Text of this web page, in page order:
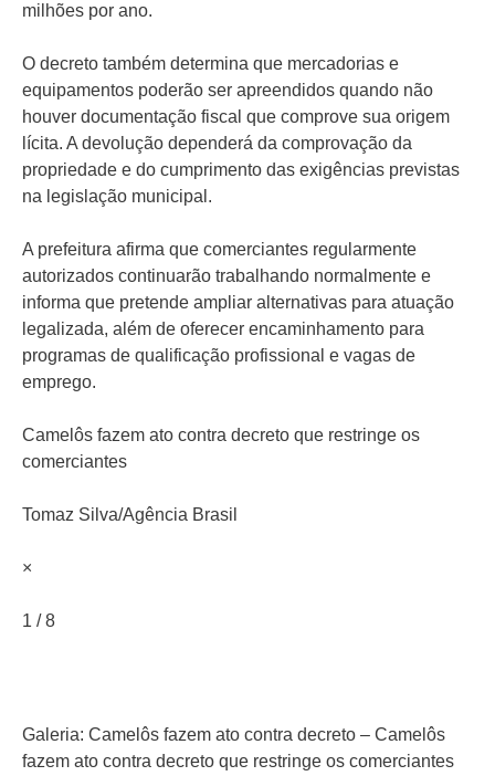
milhões por ano.
O decreto também determina que mercadorias e
equipamentos poderão ser apreendidos quando não
houver documentação fiscal que comprove sua origem
lícita. A devolução dependerá da comprovação da
propriedade e do cumprimento das exigências previstas
na legislação municipal.
A prefeitura afirma que comerciantes regularmente
autorizados continuarão trabalhando normalmente e
informa que pretende ampliar alternativas para atuação
legalizada, além de oferecer encaminhamento para
programas de qualificação profissional e vagas de
emprego.
Camelôs fazem ato contra decreto que restringe os
comerciantes
Tomaz Silva/Agência Brasil
×
1 / 8
Galeria: Camelôs fazem ato contra decreto – Camelôs
fazem ato contra decreto que restringe os comerciantes